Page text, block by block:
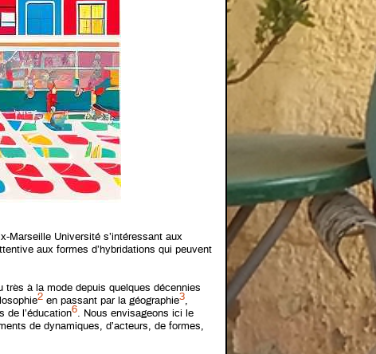
Marseille Université s’intéressant aux
aux formes d’hybridations qui peuvent
très à la mode depuis quelques décennies
2 en passant par la géographie3,
de l’éducation6. Nous envisageons ici le
de dynamiques, d’acteurs, de formes,